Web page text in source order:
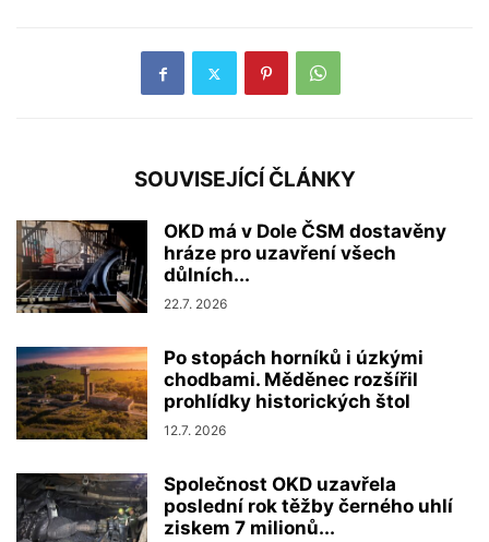
SOUVISEJÍCÍ ČLÁNKY
OKD má v Dole ČSM dostavěny
hráze pro uzavření všech
důlních...
22.7. 2026
Po stopách horníků i úzkými
chodbami. Měděnec rozšířil
prohlídky historických štol
12.7. 2026
Společnost OKD uzavřela
poslední rok těžby černého uhlí
ziskem 7 milionů...